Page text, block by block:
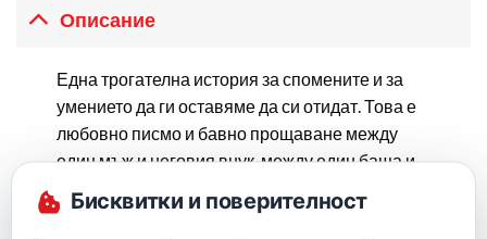
Описание
Една трогателна история за спомените и за
умението да ги оставяме да си отидат. Това е
любовно писмо и бавно прощаване между
един мъж и неговия внук, между един баща и
неговото момче.
Бисквитки и поверителност